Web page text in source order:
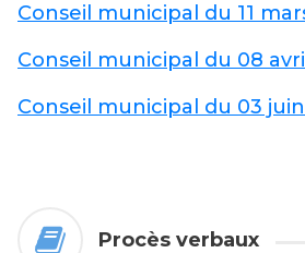
Conseil municipal du 11
Conseil municipal du 08
Conseil municipal du 03
Procès verbaux